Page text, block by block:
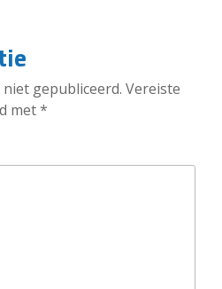
gepubliceerd. Vereiste
met*